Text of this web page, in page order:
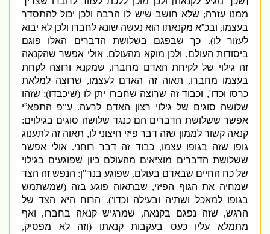
ממנו עזרה;שלא חושב שיש לו הרבה ולכן יכול להתסדר
בעצמו,ובכ”א מקנאתו הוא נעשה שונא לחברו ולכן לא יבוא
לעזור לו
).כך שבפגם בשלושת הדברים האלו פוגם
ביסודות העולם,ולכן מוקא מהעולם.אולי אפשר שהקנאה
זה גילוי של לקיחת האדם מחברו,שמקנא ורוצה לקחת
בעצמו מחברו,תאוה זה האדם לעצמו,שרוצה למלאת
כרסו וכדו',וכבוד זה שרוצה שחברו יתן לו(שיכבדו);שזהו
שלושה סוגים של גילוי רצון האדם לרעה.ע "פ התפא”י
אפשר ששלושת הדברים הם כנגד שלושה סוגים בגילוים:
קנאה קשור לממון שזה דבר פיזי חיצוני לו ,תאוה זה לתענוג
גופו שזה בגופו עצמו,כבוד זה דבר רוחני.אולי אפשר
ששלושת הדברים מוציאים מהעולם כיון שפוגעים בגילוי
של כח החיים שבאדם בעולם,שפוגע בנר"ן:הנפש זה הצד
שמחיה את הגוף הפיזי,שבתאוה פוגע בזה(שמשתמש
בגופו למאכל ושתיה ובעילה וכדו').הרוח היא הצד של
הרגש,שזה נפגם בקנאה,שמרגיש קנאה בחברו,ואף
מתמלא עליו כעס בעקבות קנאתו( וזה לא מפסיק,